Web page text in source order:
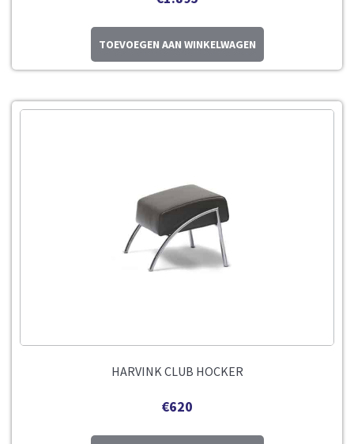
TOEVOEGEN AAN WINKELWAGEN
HARVINK CLUB HOCKER
€620